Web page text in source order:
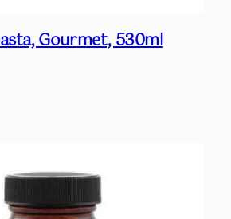
Gourmet, 530ml